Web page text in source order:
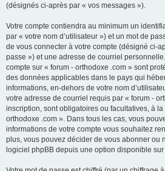
(désignés ci-après par « vos messages »).
Votre compte contiendra au minimum un
par « votre nom d’utilisateur ») et un mot de
de vous connecter à votre compte (désigné ci-
passe ») et une adresse de courriel
compte sur « forum - orthodoxe .com » sont
des données applicables dans le pays qui
informations, en-dehors de votre nom
votre adresse de courriel requis par « forum -
inscription, sont obligatoires ou facultatives, à
orthodoxe .com ». Dans tous les cas, vous
informations de votre compte vous souhaitez
plus, vous pouvez décider de vous abonner ou
logiciel phpBB depuis une option disponible